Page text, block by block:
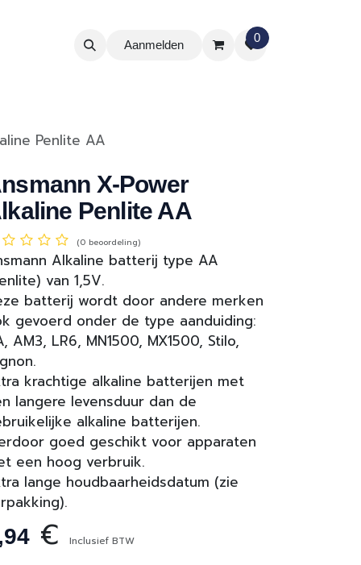
Aanmelden
0
Penlite AA
X-Power
Penlite AA
(0 beoordeling)
Alkaline batterij type AA
van 1,5V.
batterij wordt door andere merken
gevoerd onder de type aanduiding:
AM3, LR6, MN1500, MX1500, Stilo,
krachtige alkaline batterijen met
langere levensduur dan de
alkaline batterijen.
goed geschikt voor apparaten
een hoog verbruik.
lange houdbaarheidsdatum (zie
€ Inclusief BTW